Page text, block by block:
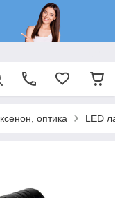
оптика LED